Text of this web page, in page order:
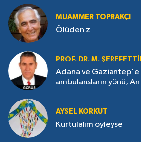
MUAMMER TOPRAKÇI
Ölüdeniz
PROF. DR. M.
Adana ve Gaziantep'e
ambulansların yönü,
AYSEL KORKUT
Kurtulalım öyleyse